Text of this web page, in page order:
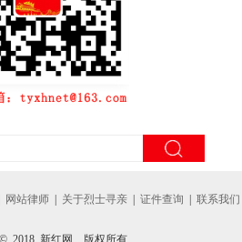
网站律师 | 关于烈士寻亲 | 证件查询 | 联系我们
© 2018 新红网 版权所有